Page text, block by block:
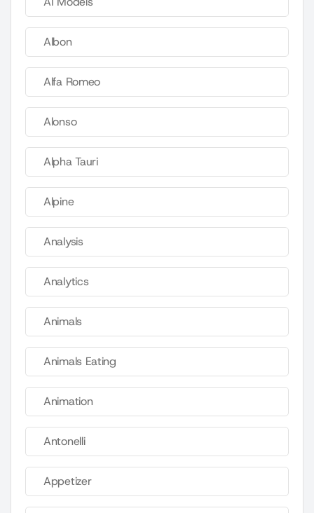
Albon
Alfa Romeo
Alonso
Alpha Tauri
Alpine
Analysis
Analytics
Animals
Animals Eating
Animation
Antonelli
Appetizer